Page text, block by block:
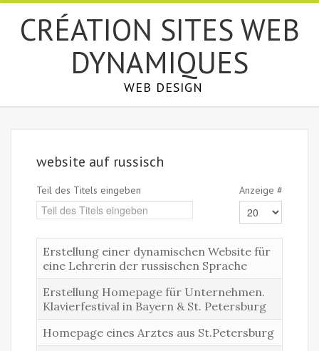
СRÉATION SITES WEB
DYNAMIQUES
WEB DESIGN
website auf russisch
Teil des Titels eingeben Anzeige #
Erstellung einer dynamischen Website für
eine Lehrerin der russischen Sprache
Erstellung Homepage für Unternehmen.
Klavierfestival in Bayern & St. Petersburg
Homepage eines Arztes aus St.Petersburg